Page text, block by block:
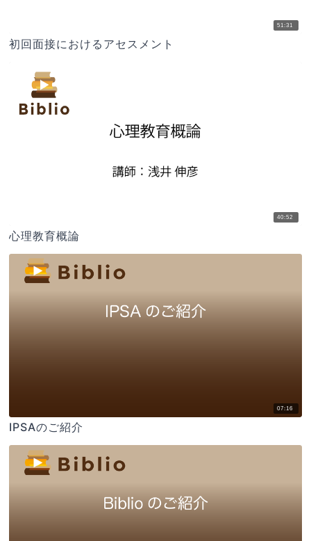
51:31
初回面接におけるアセスメント
40:52
心理教育概論
07:16
IPSAのご紹介